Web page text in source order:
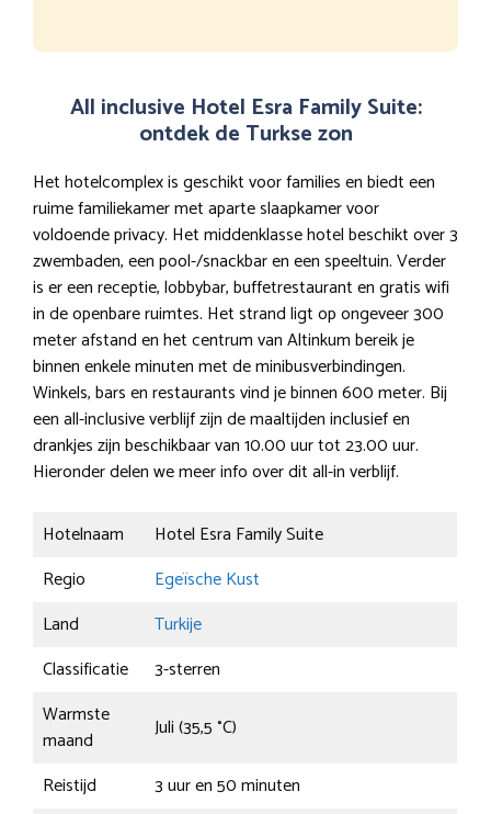
All inclusive Hotel Esra Family Suite:
ontdek de Turkse zon
Het hotelcomplex is geschikt voor families en biedt een
ruime familiekamer met aparte slaapkamer voor
voldoende privacy. Het middenklasse hotel beschikt over 3
zwembaden, een pool-/snackbar en een speeltuin. Verder
is er een receptie, lobbybar, buffetrestaurant en gratis wifi
in de openbare ruimtes. Het strand ligt op ongeveer 300
meter afstand en het centrum van Altinkum bereik je
binnen enkele minuten met de minibusverbindingen.
Winkels, bars en restaurants vind je binnen 600 meter. Bij
een all-inclusive verblijf zijn de maaltijden inclusief en
drankjes zijn beschikbaar van 10.00 uur tot 23.00 uur.
Hieronder delen we meer info over dit all-in verblijf.
Hotelnaam
Hotel Esra Family Suite
Regio
Egeïsche Kust
Land
Turkije
Classificatie
3-sterren
Warmste
maand
Juli (35,5 °C)
Reistijd
3 uur en 50 minuten